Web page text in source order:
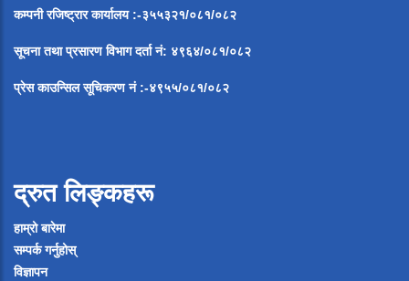
कम्पनी रजिष्ट्रार कार्यालय :-३५५३२१/०८१/०८२
सूचना तथा प्रसारण विभाग दर्ता नं: ४९६४/०८१/०८२
प्रेस काउन्सिल सूचिकरण नं:-४९५५/०८१/०८२
द्रुत लिङ्कहरू
हाम्रो बारेमा
सम्पर्क गर्नुहोस्
विज्ञापन